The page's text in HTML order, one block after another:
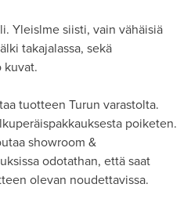
Yleislme siisti, vain vähäisiä
takajalassa, sekä
kuvat.
tuotteen Turun varastolta.
poiketen.
showroom &
odotathan, että saat
olevan noudettavissa.